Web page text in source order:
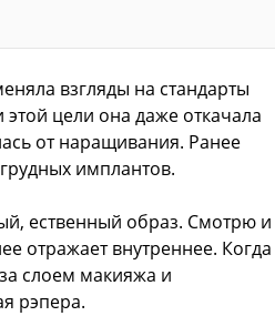
взгляды на стандарты
цели она даже откачала
от наращивания. Ранее
имплантов.
ественный образ. Смотрю и
отражает внутреннее. Когда
слоем макияжа и
рэпера.